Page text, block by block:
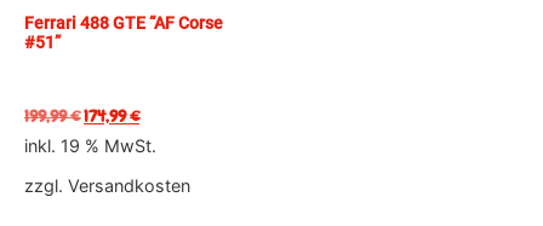
Ferrari 488 GTE “AF Corse
#51”
199,99€174,99€
inkl. 19 % MwSt.
zzgl. Versandkosten